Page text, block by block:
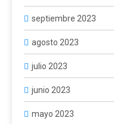
septiembre 2023
agosto 2023
julio 2023
junio 2023
mayo 2023